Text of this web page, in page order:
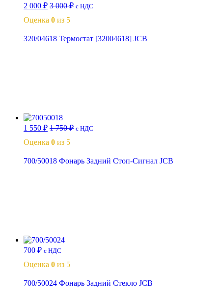
2 000 ₽ 3 000₽ с НДС
Оценка 0 из 5
320/04618 Термостат [32004618] JCB
1 550 ₽ 1 750₽ с НДС
Оценка 0 из 5
700/50018 Фонарь Задний Стоп-Сигнал JCB
700 ₽ с НДС
Оценка 0 из 5
700/50024 Фонарь Задний Стекло JCB